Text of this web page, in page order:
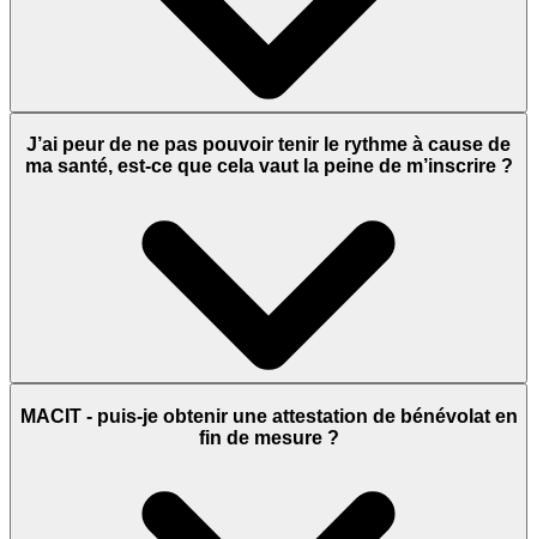
J’ai peur de ne pas pouvoir tenir le rythme à cause de
ma santé, est-ce que cela vaut la peine de m’inscrire ?
MACIT - puis-je obtenir une attestation de bénévolat en
fin de mesure ?